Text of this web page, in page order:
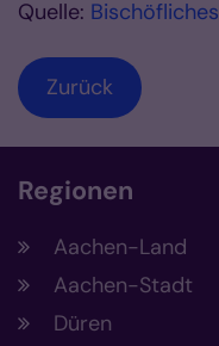
Quelle:
Zurück
Regionen
Aachen-Land
Aachen-Stadt
Düren